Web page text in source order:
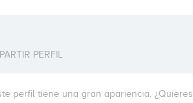
PERFIL
perfil tiene una gran apariencia. ¿Quieres